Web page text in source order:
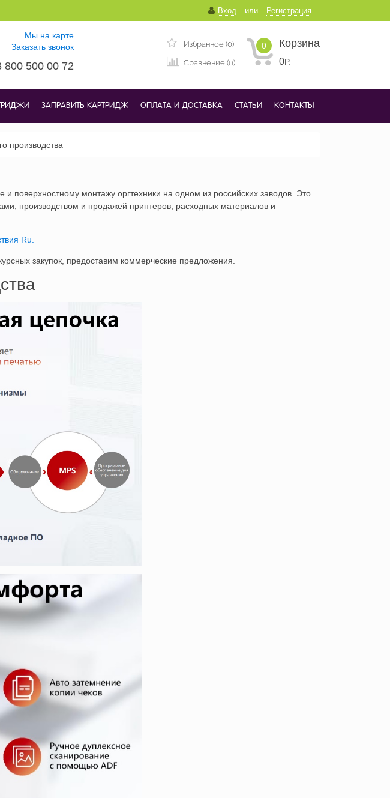
Вход или Регистрация
Мы на карте
Заказать звонок
800 500 00 72
Избранное (0)
Сравнение (0)
0 Корзина
0Р.
ЗАПРАВИТЬ КАРТРИДЖ ОПЛАТА И ДОСТАВКА СТАТЬИ КОНТАКТЫ
производства
монтажу оргтехники на одном из российских заводов. Это
производством и продажей принтеров, расходных материалов и
Ru.
закупок, предоставим коммерческие предложения.